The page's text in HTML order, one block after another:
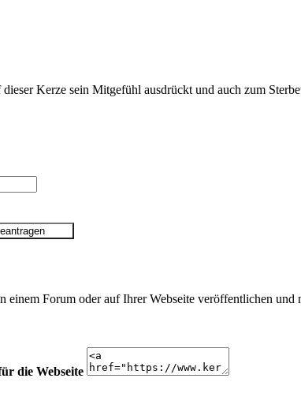
Kerze sein Mitgefühl ausdrückt und auch zum
Forum oder auf Ihrer Webseite veröffentlichen und
die Webseite